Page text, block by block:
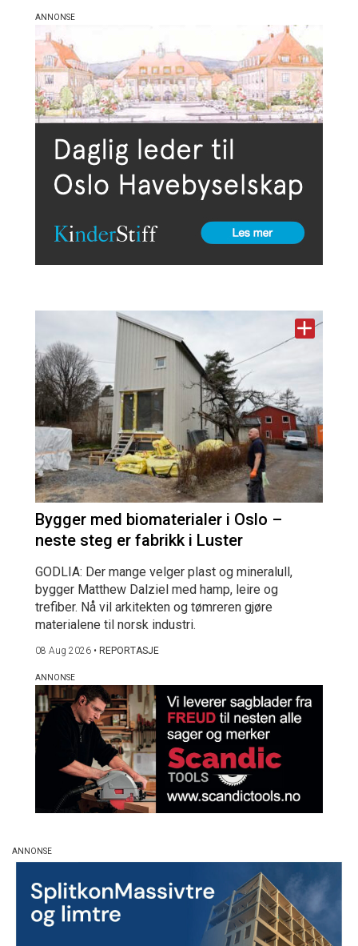
Bygger med biomaterialer i Oslo –
neste steg er fabrikk i Luster
GODLIA: Der mange velger plast og mineralull,
bygger Matthew Dalziel med hamp, leire og
trefiber. Nå vil arkitekten og tømreren gjøre
materialene til norsk industri.
08 Aug 2026 • REPORTASJE